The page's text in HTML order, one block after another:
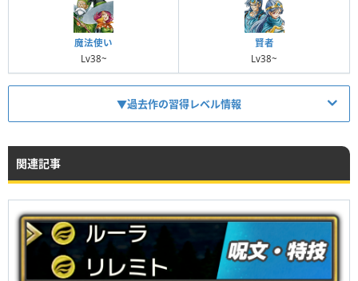
イオ 敵全体に約20のダメージ
イオラ 敵全体に約60のダメージ
イオナズン 敵全体に約140のダメージ
魔法使い
Lv38~
賢者
Lv38~
▼過去作の習得レベル情報
魔法使い
Lv38
賢者
Lv38
関連記事